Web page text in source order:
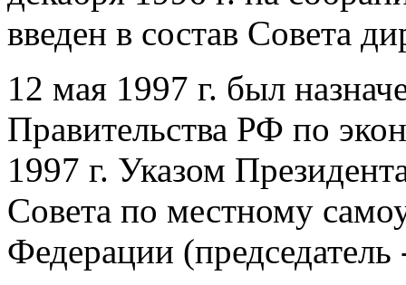
введен в состав Совета
12 мая 1997 г. был
Правительства РФ по
1997 г. Указом
Совета по местному
Федерации (председатель